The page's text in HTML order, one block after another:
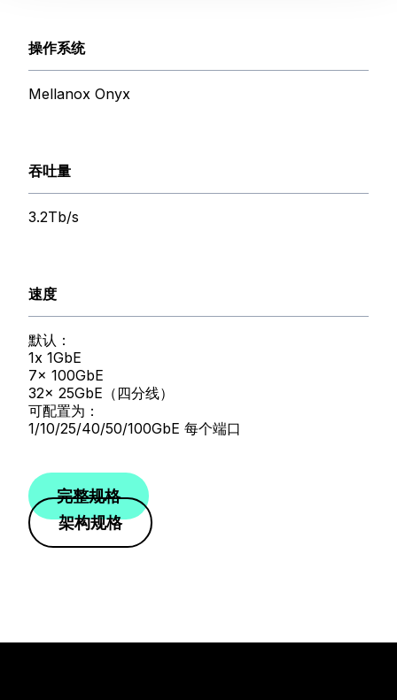
操作系统
Mellanox Onyx
吞吐量
3.2Tb/s
速度
默认：
1x 1GbE
7x 100GbE
32x 25GbE（四分线）
可配置为：
1/10/25/40/50/100GbE 每个端口
完整规格
架构规格